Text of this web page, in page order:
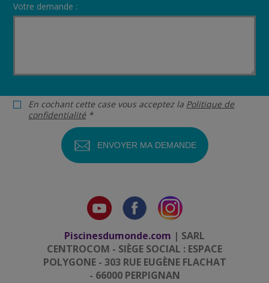
Votre demande :
En cochant cette case vous acceptez la Politique de
confidentialité*
Piscinesdumonde.com | SARL
CENTROCOM - SIÈGE SOCIAL : ESPACE
POLYGONE - 303 RUE EUGÈNE FLACHAT
- 66000 PERPIGNAN